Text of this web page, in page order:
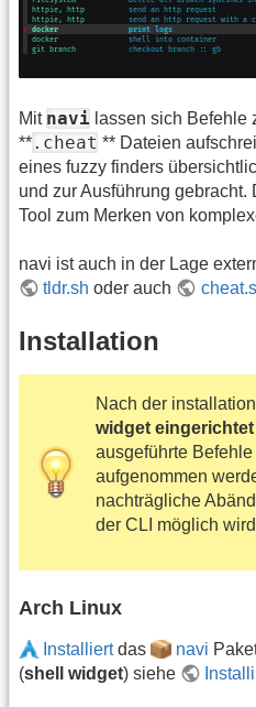
Mit navi lassen sich Befehle
**.cheat ** Dateien
eines fuzzy finders
und zur Ausführung gebracht.
Tool zum Merken von
navi ist auch in der Lage
tldr.sh oder auch
Installation
Nach der
widget
ausgeführte
aufgenommen
nachträgliche
der CLI möglich
Arch Linux
Installiertdas navi
(shell widget) siehe